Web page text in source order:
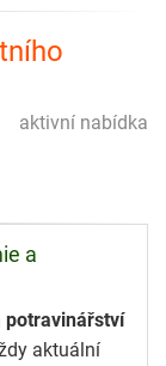
aktivní nabídka
a
potravinářství
aktuální